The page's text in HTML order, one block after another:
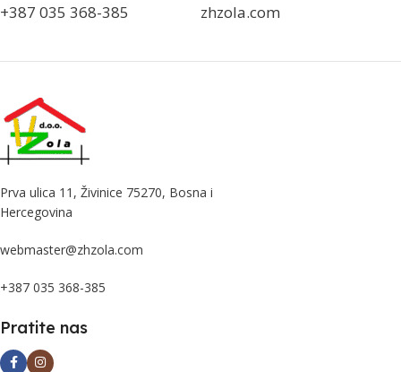
+387 035 368-385
zhzola.com
Prva ulica 11, Živinice 75270, Bosna i
Hercegovina
webmaster@zhzola.com
+387 035 368-385
Pratite nas